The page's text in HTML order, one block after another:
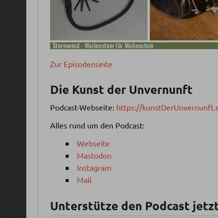
Zur Episodenseite
Die Kunst der Unvernunft
Podcast-Webseite: https://
Alles rund um den Podcast:
Webseite
Mastodon
Instagram
Mail
Unterstütze den Podcast